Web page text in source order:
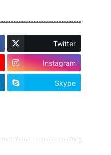
Twitter
Instagram
Skype